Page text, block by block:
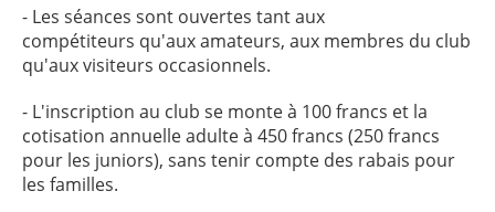
- Les séances sont ouvertes tant aux
compétiteurs qu'aux amateurs, aux membres du club
qu'aux visiteurs occasionnels.
- L'inscription au club se monte à 100 francs et la
cotisation annuelle adulte à 450 francs (250 francs
pour les juniors), sans tenir compte des rabais pour
les familles.